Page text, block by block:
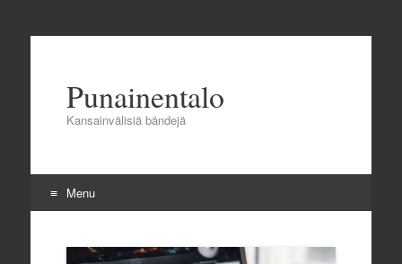
Punainentalo
Kansainvälisiä bändejä
Menu